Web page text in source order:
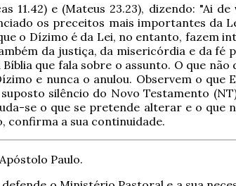
11.42) e (Mateus 23.23), dizendo: "Ai
os preceitos mais importantes da
o Dízimo é da Lei, no entanto, fazem
da justiça, da misericórdia e da
que fala sobre o assunto. O que
e nunca o anulou. Observem o
silêncio do Novo Testamento
se o que se pretende alterar e o que
confirma a sua continuidade.
Paulo.